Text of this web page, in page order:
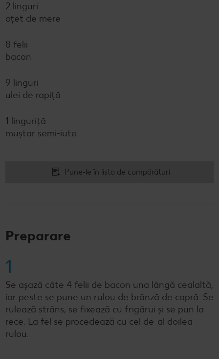
2 linguri
oțet de mere
8 felii
bacon
9 linguri
ulei de rapiță
1 linguriță
muștar semi-iute
Pune-le în lista de cumpărături
Preparare
1
Se așază câte 4 felii de bacon una lângă cealaltă,
iar peste se pune un rulou de brânză de capră. Se
rulează strâns, se fixează cu frigărui și se pun la
rece. La fel se procedează cu cel de-al doilea
rulou.